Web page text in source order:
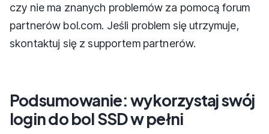
czy nie ma znanych problemów za pomocą forum
partnerów bol.com. Jeśli problem się utrzymuje,
skontaktuj się z supportem partnerów.
Podsumowanie: wykorzystaj swój
login do bol SSD w pełni